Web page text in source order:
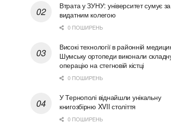
Втрата у ЗУНУ: університет сумує за
видатним колегою
0 ПОШИРЕНЬ
Високі технології в районній
Шумську ортопеди виконали
операцію на стегновій кістці
0 ПОШИРЕНЬ
У Тернополі віднайшли унікальну
книгозбірню XVII століття
0 ПОШИРЕНЬ